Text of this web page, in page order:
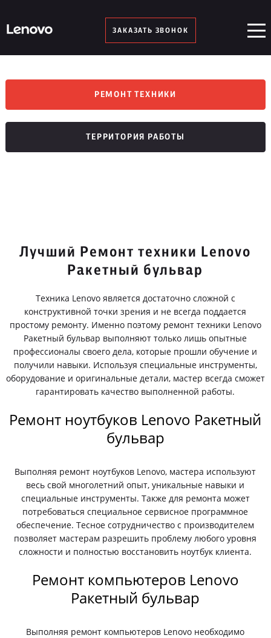
ЗАКАЗАТЬ ЗВОНОК
РЕМОНТ ТЕХНИКИ
ТЕРРИТОРИЯ РАБОТЫ
Лучший Ремонт техники Lenovo
Ракетный бульвар
Техника Lenovo является достаточно сложной с
конструктивной точки зрения и не всегда поддается
простому ремонту. Именно поэтому ремонт техники Lenovo
Ракетный бульвар выполняют только лишь опытные
профессионалы своего дела, которые прошли обучение и
получили навыки. Используя специальные инструменты,
оборудование и оригинальные детали, мастер всегда сможет
гарантировать качество выполненной работы.
Ремонт ноутбуков Lenovo Ракетный
бульвар
Выполняя ремонт ноутбуков Lenovo, мастера используют
весь свой многолетний опыт, уникальные навыки и
специальные инструменты. Также для ремонта может
потребоваться специальное сервисное программное
обеспечение. Тесное сотрудничество с производителем
позволяет мастерам разрешить проблему любого уровня
сложности и полностью восстановить ноутбук клиента.
Ремонт компьютеров Lenovo
Ракетный бульвар
Выполняя ремонт компьютеров Lenovo необходимо